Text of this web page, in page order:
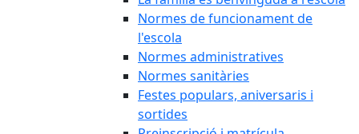
Normes de funcionament de
l'escola
Normes administratives
Normes sanitàries
Festes populars, aniversaris i
sortides